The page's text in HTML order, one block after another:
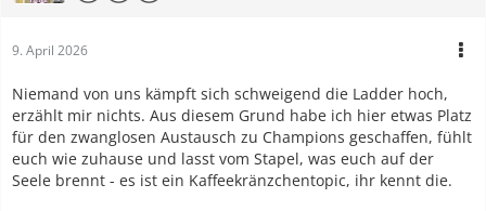
9. April 2026
Niemand von uns kämpft sich schweigend die Ladder hoch,
erzählt mir nichts. Aus diesem Grund habe ich hier etwas Platz
für den zwanglosen Austausch zu Champions geschaffen, fühlt
euch wie zuhause und lasst vom Stapel, was euch auf der
Seele brennt - es ist ein Kaffeekränzchentopic, ihr kennt die.